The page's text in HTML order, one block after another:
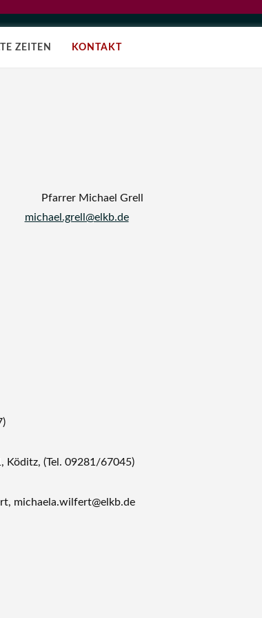
ZEITEN KONTAKT
Pfarrer Michael Grell
michael.grell@elkb.de
Köditz, (Tel. 09281/67045)
michaela.wilfert@elkb.de